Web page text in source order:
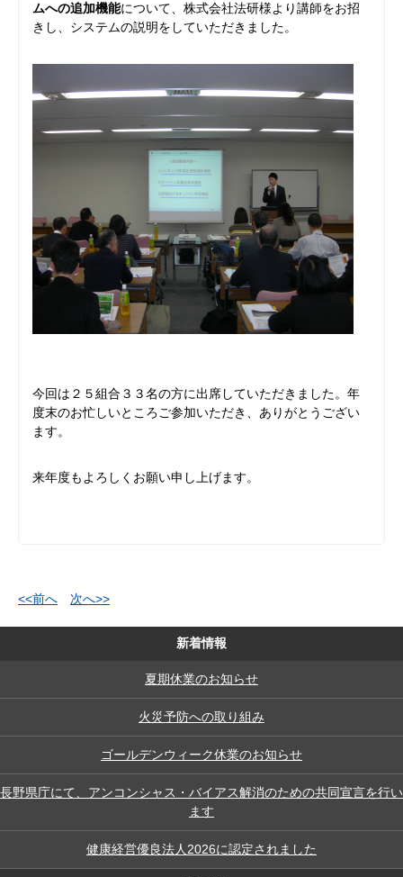
ムへの追加機能について、株式会社法研様より講師をお招
きし、システムの説明をしていただきました。
今回は２５組合３３名の方に出席していただきました。年
度末のお忙しいところご参加いただき、ありがとうござい
ます。
来年度もよろしくお願い申し上げます。
<<前へ 次へ>>
新着情報
夏期休業のお知らせ
火災予防への取り組み
ゴールデンウィーク休業のお知らせ
長野県庁にて、アンコンシャス・バイアス解消のための共同宣言を行い
ます
健康経営優良法人2026に認定されました